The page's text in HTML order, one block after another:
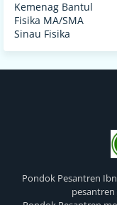
Kemenag Bantul
Fisika MA/SMA
Sinau Fisika
Pondok Pesantren
pesantren